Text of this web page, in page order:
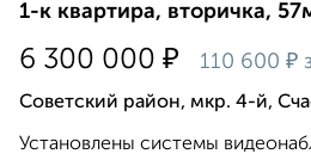
1-к квартира, вторичка,
6 300 000 ₽ 110 600 ₽
Советский район, мкр. 4-й,
Установлены системы